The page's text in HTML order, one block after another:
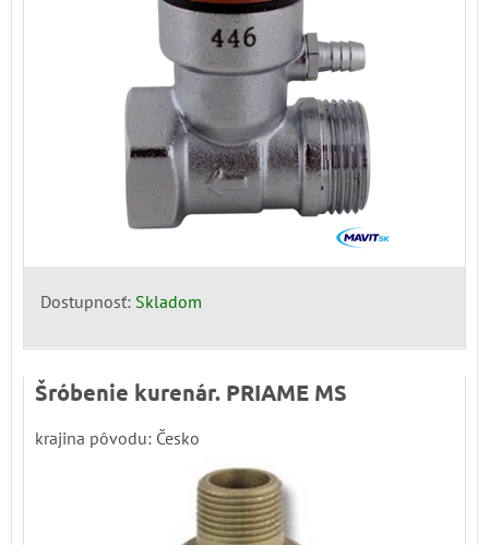
Dostupnosť: Skladom
Šróbenie kurenár. PRIAME MS
krajina pôvodu: Česko